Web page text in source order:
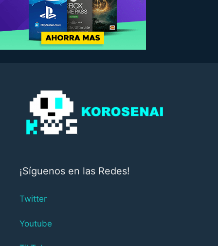
¡Síguenos en las Redes!
Twitter
Youtube